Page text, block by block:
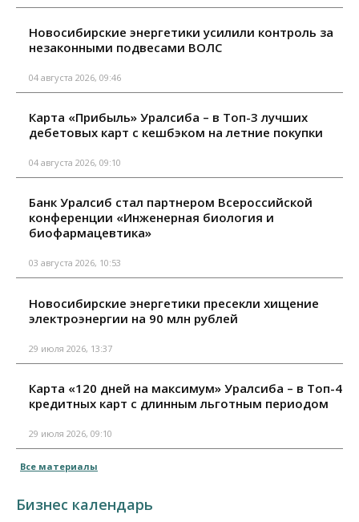
Новосибирские энергетики усилили контроль за
незаконными подвесами ВОЛС
04 августа 2026, 09:46
Карта «Прибыль» Уралсиба – в Топ-3 лучших
дебетовых карт с кешбэком на летние покупки
04 августа 2026, 09:10
Банк Уралсиб стал партнером Всероссийской
конференции «Инженерная биология и
биофармацевтика»
03 августа 2026, 10:53
Новосибирские энергетики пресекли хищение
электроэнергии на 90 млн рублей
29 июля 2026, 13:37
Карта «120 дней на максимум» Уралсиба – в Топ-4
кредитных карт с длинным льготным периодом
29 июля 2026, 09:10
Все материалы
Бизнес календарь